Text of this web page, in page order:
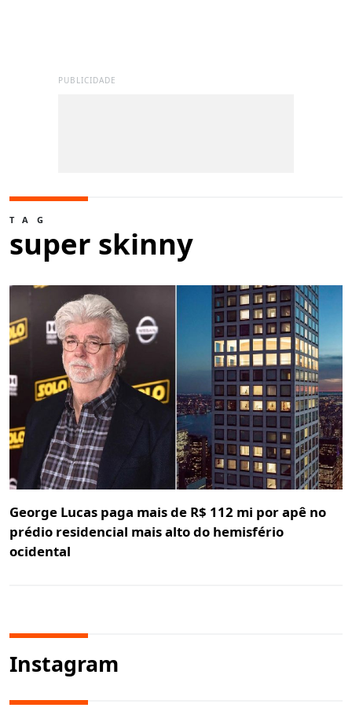
PUBLICIDADE
TAG
super skinny
George Lucas paga mais de R$ 112 mi por apê no
prédio residencial mais alto do hemisfério
ocidental
Instagram